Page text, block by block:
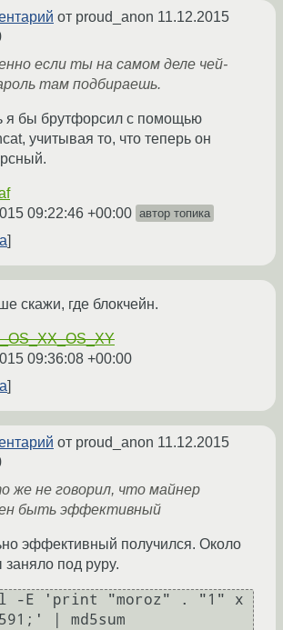
от proud_anon 11.12.2015
если ты на самом деле чей-
там подбираешь.
я бы брутфорсил с помощью
учитывая то, что теперь он
09:22:46 +00:00 автор топика
скажи, где блокчейн.
09:36:08 +00:00
от proud_anon 11.12.2015
же не говорил, что майнер
быть эффективный
эффективный получился. Около
заняло под pypy.
-E 'print "moroz" . "1" x
| md5sum